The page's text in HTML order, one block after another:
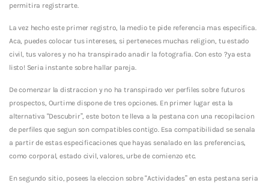
permitira registrarte.
La vez hecho este primer registro, la medio te pide referencia mas especifica.
Aca, puedes colocar tus intereses, si perteneces muchas religion, tu estado
civil, tus valores y no ha transpirado anadir la fotografia. Con esto ?ya esta
listo! Seri­a instante sobre hallar pareja.
De comenzar la distraccion y no ha transpirado ver perfiles sobre futuros
prospectos, Ourtime dispone de tres opciones. En primer lugar esta la
alternativa “Descubrir”, este boton te lleva a la pestana con una recopilacion
de perfiles que segun son compatibles contigo. Esa compatibilidad se senala
a partir de estas especificaciones que hayas senalado en las preferencias,
como corporal, estado civil, valores, urbe de comienzo etc.
En segundo sitio, posees la eleccion sobre “Actividades” en esta pestana seri­a